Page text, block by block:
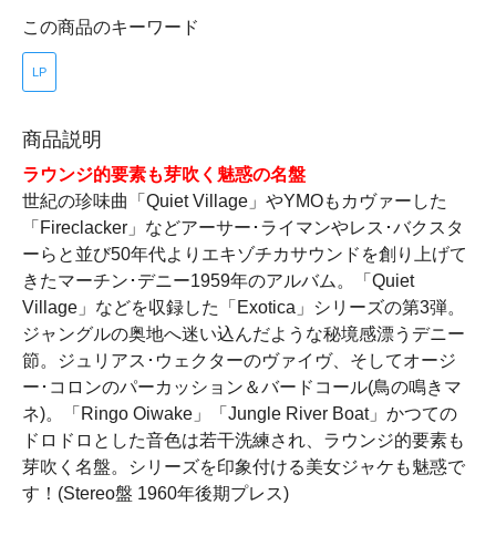
この商品のキーワード
LP
商品説明
ラウンジ的要素も芽吹く魅惑の名盤
世紀の珍味曲「Quiet Village」やYMOもカヴァーした
「Fireclacker」などアーサー･ライマンやレス･バクスタ
ーらと並び50年代よりエキゾチカサウンドを創り上げて
きたマーチン･デニー1959年のアルバム。「Quiet
Village」などを収録した「Exotica」シリーズの第3弾。
ジャングルの奥地へ迷い込んだような秘境感漂うデニー
節。ジュリアス･ウェクターのヴァイヴ、そしてオージ
ー･コロンのパーカッション＆バードコール(鳥の鳴きマ
ネ)。「Ringo Oiwake」「Jungle River Boat」かつての
ドロドロとした音色は若干洗練され、ラウンジ的要素も
芽吹く名盤。シリーズを印象付ける美女ジャケも魅惑で
す！(Stereo盤 1960年後期プレス)